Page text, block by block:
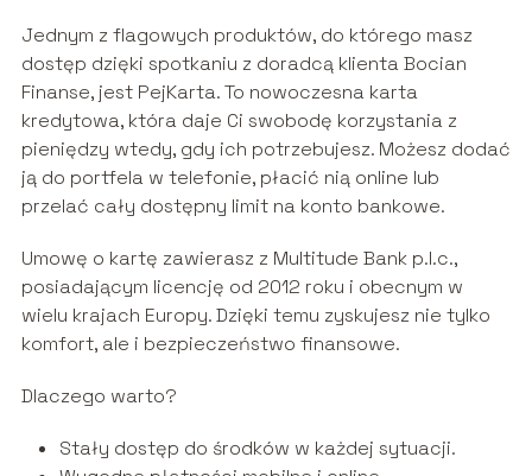
Jednym z flagowych produktów, do którego masz
dostęp dzięki spotkaniu z doradcą klienta Bocian
Finanse, jest PejKarta. To nowoczesna karta
kredytowa, która daje Ci swobodę korzystania z
pieniędzy wtedy, gdy ich potrzebujesz. Możesz dodać
ją do portfela w telefonie, płacić nią online lub
przelać cały dostępny limit na konto bankowe.
Umowę o kartę zawierasz z Multitude Bank p.l.c.,
posiadającym licencję od 2012 roku i obecnym w
wielu krajach Europy. Dzięki temu zyskujesz nie tylko
komfort, ale i bezpieczeństwo finansowe.
Dlaczego warto?
Stały dostęp do środków w każdej sytuacji.